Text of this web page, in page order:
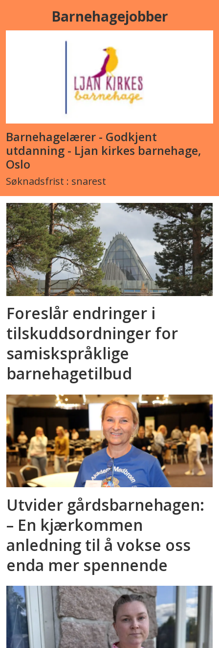
Barnehagejobber
Barnehagelærer - Godkjent
utdanning - Ljan kirkes barnehage,
Oslo
Søknadsfrist : snarest
Foreslår endringer i
tilskuddsordninger for
samiskspråklige
barnehagetilbud
Utvider gårdsbarnehagen:
– En kjærkommen
anledning til å vokse oss
enda mer spennende